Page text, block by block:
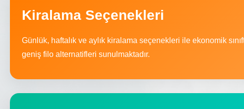
Kiralama Seçenekleri
Günlük, haftalık ve aylık kiralama seçenekleri ile ekonomik
geniş filo alternatifleri sunulmaktadır.